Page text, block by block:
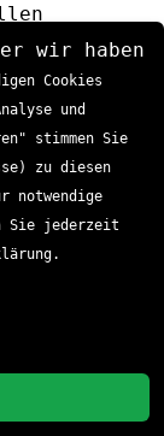
sich
wir haben
Cookies
und
stimmen Sie
zu diesen
notwendige
Sie jederzeit